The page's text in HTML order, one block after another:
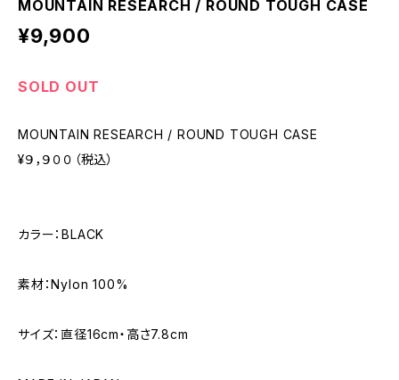
MOUNTAIN RESEARCH / ROUND TOUGH CASE
¥9,900
SOLD OUT
MOUNTAIN RESEARCH / ROUND TOUGH CASE
¥９，９００（税込）
カラー：BLACK
素材：Nylon 100%
サイズ：直径16cm・高さ7.8cm